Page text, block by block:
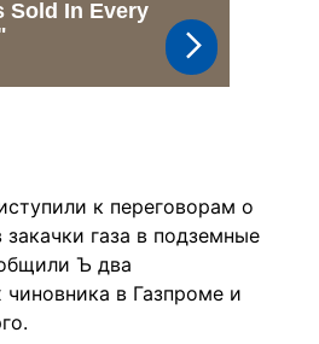
к переговорам о
газа в подземные
Ъ два
в Газпроме и